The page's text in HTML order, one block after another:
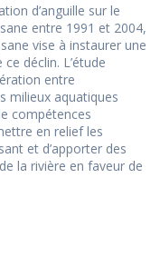
d’anguille sur le
entre 1991 et 2004,
vise à instaurer une
déclin. L’étude
entre
milieux aquatiques
compétences
en relief les
et d’apporter des
la rivière en faveur de